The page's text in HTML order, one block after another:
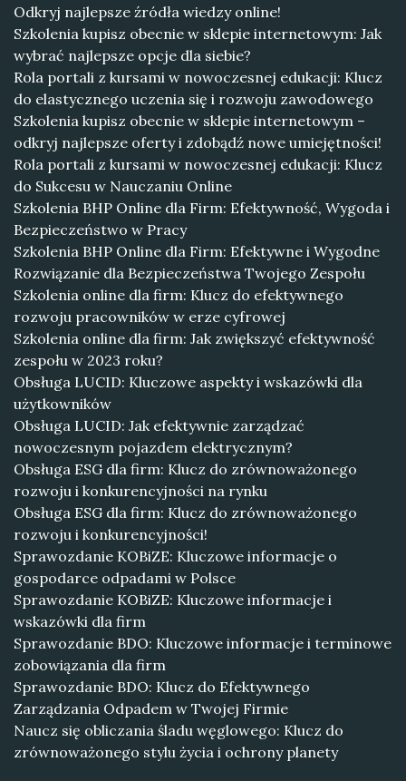
Odkryj najlepsze źródła wiedzy online!
Szkolenia kupisz obecnie w sklepie internetowym: Jak
wybrać najlepsze opcje dla siebie?
Rola portali z kursami w nowoczesnej edukacji: Klucz
do elastycznego uczenia się i rozwoju zawodowego
Szkolenia kupisz obecnie w sklepie internetowym –
odkryj najlepsze oferty i zdobądź nowe umiejętności!
Rola portali z kursami w nowoczesnej edukacji: Klucz
do Sukcesu w Nauczaniu Online
Szkolenia BHP Online dla Firm: Efektywność, Wygoda i
Bezpieczeństwo w Pracy
Szkolenia BHP Online dla Firm: Efektywne i Wygodne
Rozwiązanie dla Bezpieczeństwa Twojego Zespołu
Szkolenia online dla firm: Klucz do efektywnego
rozwoju pracowników w erze cyfrowej
Szkolenia online dla firm: Jak zwiększyć efektywność
zespołu w 2023 roku?
Obsługa LUCID: Kluczowe aspekty i wskazówki dla
użytkowników
Obsługa LUCID: Jak efektywnie zarządzać
nowoczesnym pojazdem elektrycznym?
Obsługa ESG dla firm: Klucz do zrównoważonego
rozwoju i konkurencyjności na rynku
Obsługa ESG dla firm: Klucz do zrównoważonego
rozwoju i konkurencyjności!
Sprawozdanie KOBiZE: Kluczowe informacje o
gospodarce odpadami w Polsce
Sprawozdanie KOBiZE: Kluczowe informacje i
wskazówki dla firm
Sprawozdanie BDO: Kluczowe informacje i terminowe
zobowiązania dla firm
Sprawozdanie BDO: Klucz do Efektywnego
Zarządzania Odpadem w Twojej Firmie
Naucz się obliczania śladu węglowego: Klucz do
zrównoważonego stylu życia i ochrony planety